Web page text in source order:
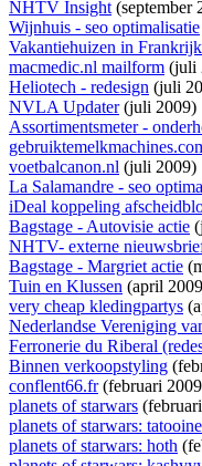
NHTV Insight(september
Wijnhuis - seo optimalisatie
Vakantiehuizen in
macmedic.nl mailform (juli
Heliotech - redesign (juli
NVLA Updater(juli 2009)
Assortimentsmeter -
voetbalcanon.nl (juli 2009)
La Salamandre - seo
iDeal koppeling
Bagstage - Autovisie actie
NHTV- externe
Bagstage - Margriet actie
Tuin en Klussen (april
very cheap kledingpartys
Nederlandse Vereniging
Ferronerie du Riberal
Binnen verkoopstyling
conflent66.fr(februari
planets of starwars
planets of starwars: tatooine
planets of starwars: hoth